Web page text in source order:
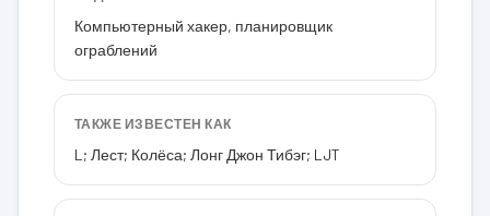
Компьютерный хакер, планировщик
ограблений
ТАКЖЕ ИЗВЕСТЕН КАК
L; Лест; Колёса; Лонг Джон Тибэг; LJT